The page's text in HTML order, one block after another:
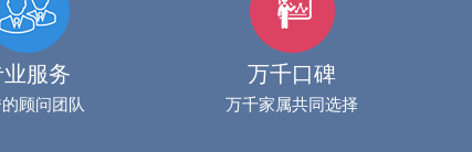
服务
顾问团队
万千口碑
万千家属共同选择